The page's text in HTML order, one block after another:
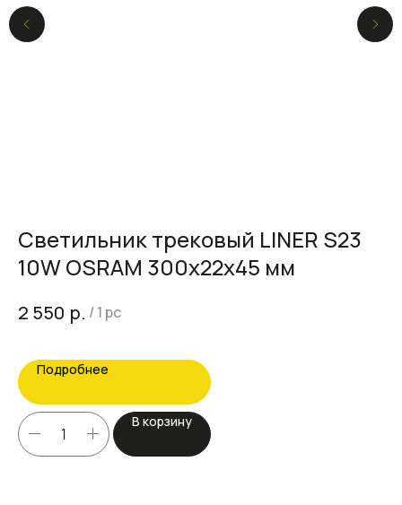
Светильник трековый LINER S23
10W OSRAM 300x22x45 мм
2 550 р. /1 pc
Подробнее
В корзину